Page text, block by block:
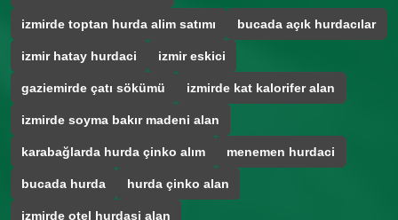
izmirde toptan hurda alim satımı bucada açık hurdacılar
izmir hatay hurdaci izmir eskici
gaziemirde çatı sökümü izmirde kat kalorifer alan
izmirde soyma bakır madeni alan
karabağlarda hurda çinko alım menemen hurdaci
bucada hurda hurda çinko alan
izmirde otel hurdasi alan